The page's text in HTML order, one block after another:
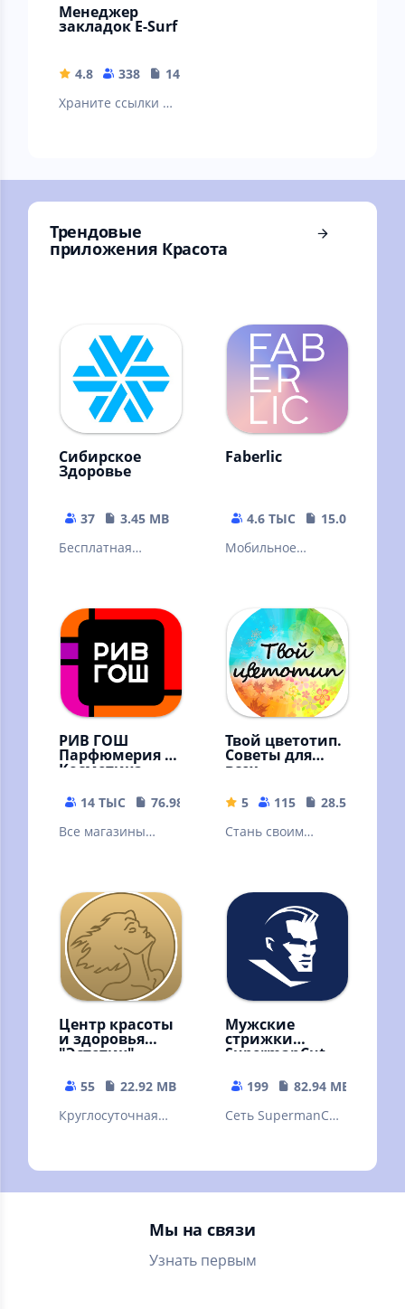
Менеджер
закладок E-Surf
4.8 338
14.24 MB
Храните ссылки из
Вконтакте и др)
Трендовые
приложения Красота
Сибирское
Здоровье
37
3.45 MB
Бесплатная
интернет-
магазине Siberian
Wellness
Faberlic
4.6 ТЫС
15.07 MB
Мобильное
продукции в
любое время в
любом месте!
РИВ ГОШ
Парфюмерия и
Косметика
14 ТЫС
76.98 MB
Все магазины
ГОШ в одном
приложении!
Твой цветотип.
Советы для
всех
5 115
28.54 MB
Стань своим
приложение по
цветотипу
внешности.
Центр красоты
и здоровья
"Эстетик"
55
22.92 MB
Круглосуточная
здоровья "Эстетик"
Мужские
стрижки
SupermanCut
199
82.94 MB
Сеть SupermanCut
бритье, укладка и
другие услуги
Мы на связи
Узнать первым